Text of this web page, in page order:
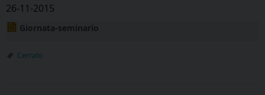
26-11-2015
Giornata-seminario
Cerrato